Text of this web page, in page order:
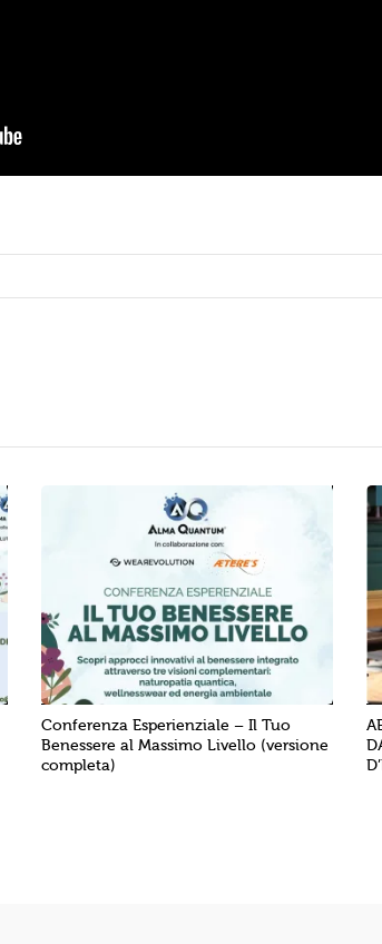
Conferenza Esperienziale – Il Tuo
Benessere al Massimo Livello (versione
completa)